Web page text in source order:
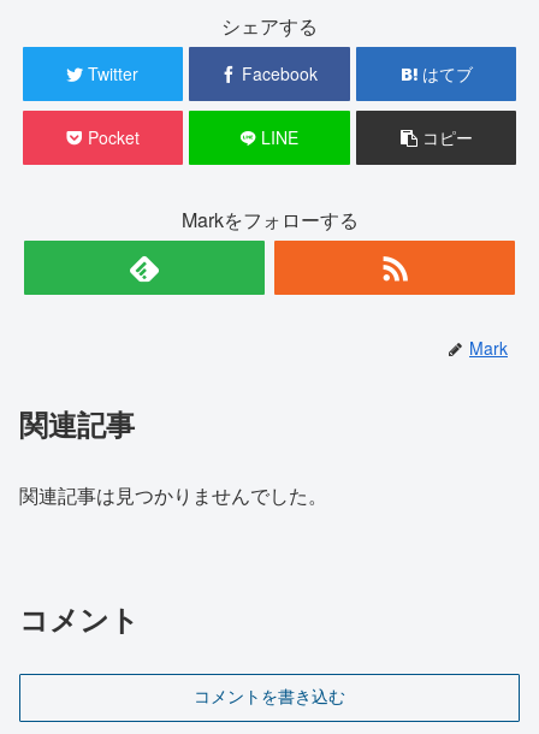
シェアする
Twitter Facebook はてブ
Pocket LINE コピー
Markをフォローする
Mark
関連記事
関連記事は見つかりませんでした。
コメント
コメントを書き込む